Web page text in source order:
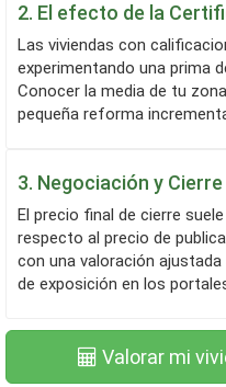
2. El efecto de la
Las viviendas con calificaciones eficientes (A, B o C) están
experimentando una prima
Conocer la media de tu
pequeña reforma
3. Negociación y
El precio final de cierre suele oscilar entre un 5% y un 10%
respecto al precio de
con una valoración
de exposición en los
Valorar mi